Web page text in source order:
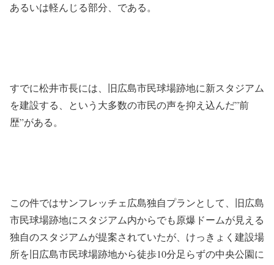
あるいは軽んじる部分、である。
すでに松井市長には、旧広島市民球場跡地に新スタジアム
を建設する、という大多数の市民の声を抑え込んだ”前
歴”がある。
この件ではサンフレッチェ広島独自プランとして、旧広島
市民球場跡地にスタジアム内からでも原爆ドームが見える
独自のスタジアムが提案されていたが、けっきょく建設場
所を旧広島市民球場跡地から徒歩10分足らずの中央公園に